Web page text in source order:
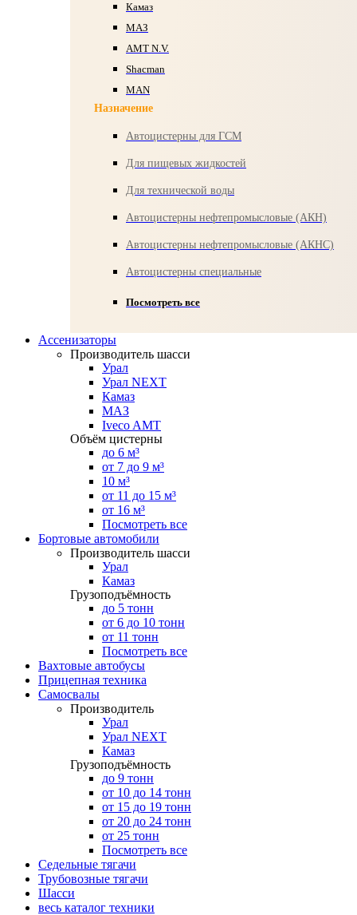
Камаз
МАЗ
AMT N.V.
Shacman
MAN
Назначение
Автоцистерны для ГСМ
Для пищевых жидкостей
Для технической воды
Автоцистерны нефтепромысловые (АКН)
Автоцистерны нефтепромысловые (АКНС)
Автоцистерны специальные
Посмотреть все
Ассенизаторы
Производитель шасси
Урал
Урал NEXT
Камаз
МАЗ
Iveco AMT
Объём цистерны
до 6 м³
от 7 до 9 м³
10 м³
от 11 до 15 м³
от 16 м³
Посмотреть все
Бортовые автомобили
Производитель шасси
Урал
Камаз
Грузоподъёмность
до 5 тонн
от 6 до 10 тонн
от 11 тонн
Посмотреть все
Вахтовые автобусы
Прицепная техника
Самосвалы
Производитель
Урал
Урал NEXT
Камаз
Грузоподъёмность
до 9 тонн
от 10 до 14 тонн
от 15 до 19 тонн
от 20 до 24 тонн
от 25 тонн
Посмотреть все
Седельные тягачи
Трубовозные тягачи
Шасси
весь каталог техники